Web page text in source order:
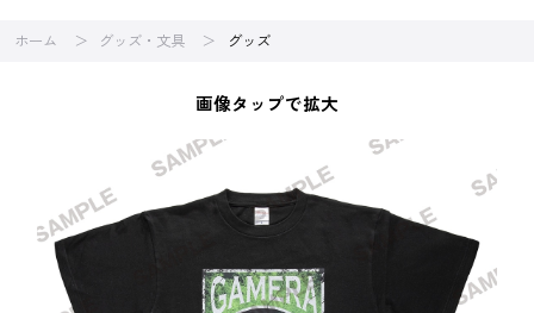
ホーム グッズ・文具 グッズ
画像タップで拡大